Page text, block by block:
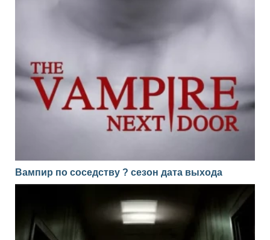
Вампир по соседству ? сезон дата выхода